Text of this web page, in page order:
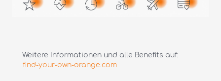
Weitere Informationen und alle Benefits auf:
find-your-own-orange.com